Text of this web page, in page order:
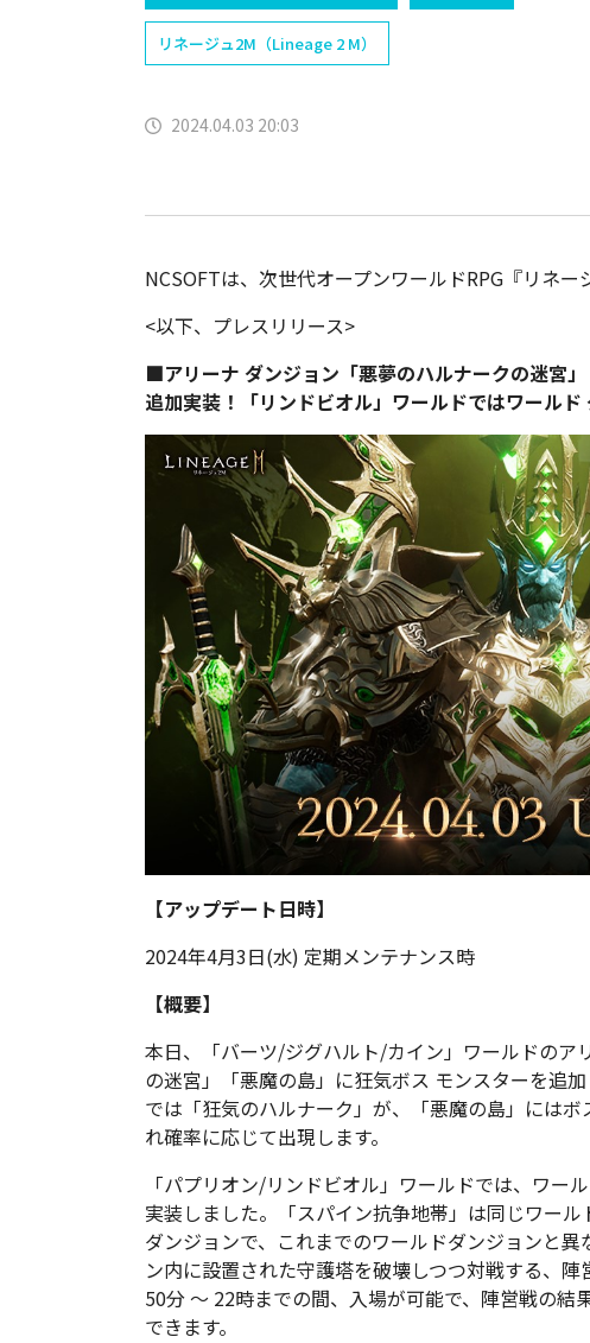
リネージュ2M（Lineage 2 M）
2024.04.03 20:03
NCSOFTは、次世代オープンワールドRPG『リネー
<以下、プレスリリース>
■アリーナ ダンジョン「悪夢のハルナークの迷宮
追加実装！「リンドビオル」ワールドではワール
【アップデート日時】
2024年4月3日(水) 定期メンテナンス時
【概要】
本日、「バーツ/ジグハルト/カイン」ワールドの
の迷宮」「悪魔の島」に狂気ボス モンスターを追
では「狂気のハルナーク」が、「悪魔の島」には
れ確率に応じて出現します。
「パプリオン/リンドビオル」ワールドでは、ワー
実装しました。「スパイン抗争地帯」は同じワー
ダンジョンで、これまでのワールドダンジョンと
ン内に設置された守護塔を破壊しつつ対戦する、
50分 ～ 22時までの間、入場が可能で、陣営戦の
できます。